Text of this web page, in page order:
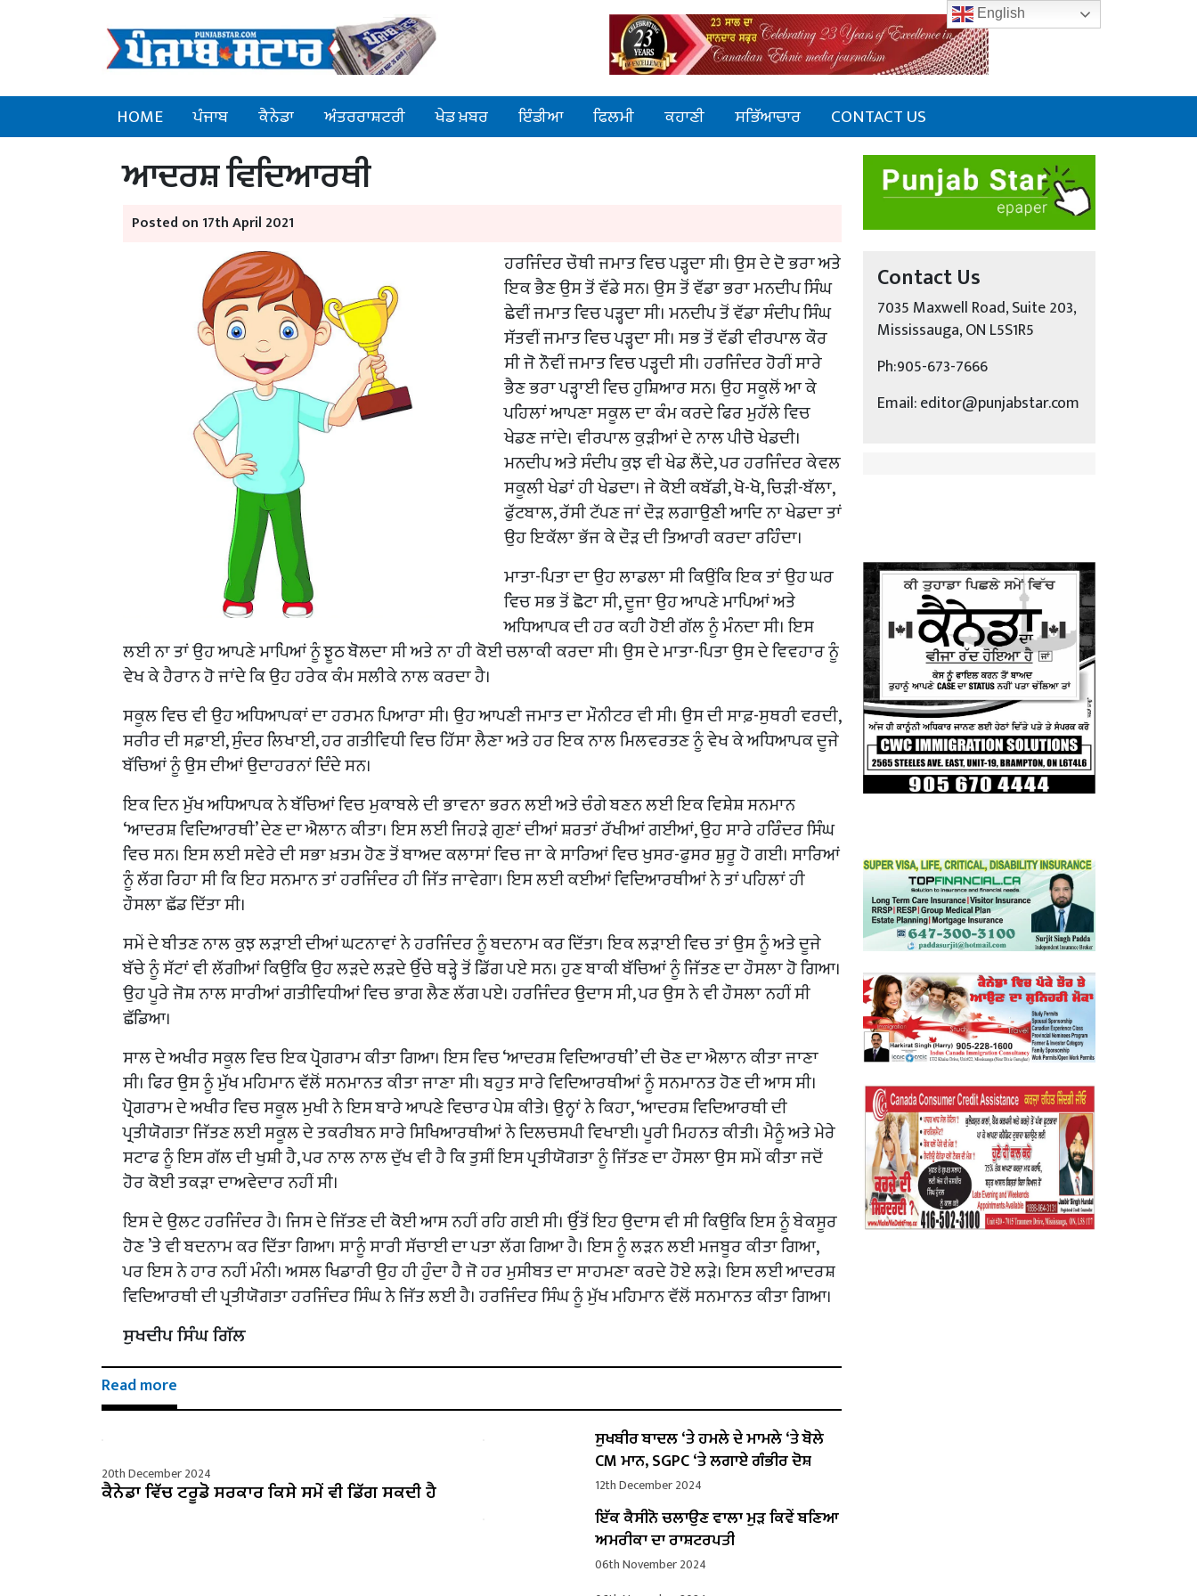
HOME ਪੰਜਾਬ ਕੈਨੇਡਾ ਅੰਤਰਰਾਸ਼ਟਰੀ ਖੇਡ ਖ਼ਬਰ ਇੰਡੀਆ ਫਿਲਮੀ ਕਹਾਣੀ ਸਭਿੱਆਚਾਰ CONTACT US
ਆਦਰਸ਼ ਵਿਦਿਆਰਥੀ
Posted on 17th April 2021
ਹਰਜਿੰਦਰ ਚੌਥੀ ਜਮਾਤ ਵਿਚ ਪੜ੍ਹਦਾ ਸੀ। ਉਸ ਦੇ ਦੋ ਭਰਾ ਅਤੇ
ਇਕ ਭੈਣ ਉਸ ਤੋਂ ਵੱਡੇ ਸਨ। ਉਸ ਤੋਂ ਵੱਡਾ ਭਰਾ ਮਨਦੀਪ ਸਿੰਘ
ਛੇਵੀਂ ਜਮਾਤ ਵਿਚ ਪੜ੍ਹਦਾ ਸੀ। ਮਨਦੀਪ ਤੋਂ ਵੱਡਾ ਸੰਦੀਪ ਸਿੰਘ
ਸੱਤਵੀਂ ਜਮਾਤ ਵਿਚ ਪੜ੍ਹਦਾ ਸੀ। ਸਭ ਤੋਂ ਵੱਡੀ ਵੀਰਪਾਲ ਕੌਰ
ਸੀ ਜੋ ਨੌਵੀਂ ਜਮਾਤ ਵਿਚ ਪੜ੍ਹਦੀ ਸੀ। ਹਰਜਿੰਦਰ ਹੋਰੀਂ ਸਾਰੇ
ਭੈਣ ਭਰਾ ਪੜ੍ਹਾਈ ਵਿਚ ਹੁਸ਼ਿਆਰ ਸਨ। ਉਹ ਸਕੂਲੋਂ ਆ ਕੇ
ਪਹਿਲਾਂ ਆਪਣਾ ਸਕੂਲ ਦਾ ਕੰਮ ਕਰਦੇ ਫਿਰ ਮੁਹੱਲੇ ਵਿਚ
ਖੇਡਣ ਜਾਂਦੇ। ਵੀਰਪਾਲ ਕੁੜੀਆਂ ਦੇ ਨਾਲ ਪੀਚੋ ਖੇਡਦੀ।
ਮਨਦੀਪ ਅਤੇ ਸੰਦੀਪ ਕੁਝ ਵੀ ਖੇਡ ਲੈਂਦੇ, ਪਰ ਹਰਜਿੰਦਰ ਕੇਵਲ
ਸਕੂਲੀ ਖੇਡਾਂ ਹੀ ਖੇਡਦਾ। ਜੇ ਕੋਈ ਕਬੱਡੀ, ਖੋ-ਖੋ, ਚਿੜੀ-ਬੱਲਾ,
ਫੁੱਟਬਾਲ, ਰੱਸੀ ਟੱਪਣ ਜਾਂ ਦੌੜ ਲਗਾਉਣੀ ਆਦਿ ਨਾ ਖੇਡਦਾ ਤਾਂ
ਉਹ ਇਕੱਲਾ ਭੱਜ ਕੇ ਦੌੜ ਦੀ ਤਿਆਰੀ ਕਰਦਾ ਰਹਿੰਦਾ।
ਮਾਤਾ-ਪਿਤਾ ਦਾ ਉਹ ਲਾਡਲਾ ਸੀ ਕਿਉਂਕਿ ਇਕ ਤਾਂ ਉਹ ਘਰ
ਵਿਚ ਸਭ ਤੋਂ ਛੋਟਾ ਸੀ, ਦੂਜਾ ਉਹ ਆਪਣੇ ਮਾਪਿਆਂ ਅਤੇ
ਅਧਿਆਪਕ ਦੀ ਹਰ ਕਹੀ ਹੋਈ ਗੱਲ ਨੂੰ ਮੰਨਦਾ ਸੀ। ਇਸ
ਲਈ ਨਾ ਤਾਂ ਉਹ ਆਪਣੇ ਮਾਪਿਆਂ ਨੂੰ ਝੂਠ ਬੋਲਦਾ ਸੀ ਅਤੇ ਨਾ ਹੀ ਕੋਈ ਚਲਾਕੀ ਕਰਦਾ ਸੀ। ਉਸ ਦੇ ਮਾਤਾ-ਪਿਤਾ ਉਸ ਦੇ ਵਿਵਹਾਰ ਨੂੰ
ਵੇਖ ਕੇ ਹੈਰਾਨ ਹੋ ਜਾਂਦੇ ਕਿ ਉਹ ਹਰੇਕ ਕੰਮ ਸਲੀਕੇ ਨਾਲ ਕਰਦਾ ਹੈ।
ਸਕੂਲ ਵਿਚ ਵੀ ਉਹ ਅਧਿਆਪਕਾਂ ਦਾ ਹਰਮਨ ਪਿਆਰਾ ਸੀ। ਉਹ ਆਪਣੀ ਜਮਾਤ ਦਾ ਮੌਨੀਟਰ ਵੀ ਸੀ। ਉਸ ਦੀ ਸਾਫ਼-ਸੁਥਰੀ ਵਰਦੀ,
ਸਰੀਰ ਦੀ ਸਫ਼ਾਈ, ਸੁੰਦਰ ਲਿਖਾਈ, ਹਰ ਗਤੀਵਿਧੀ ਵਿਚ ਹਿੱਸਾ ਲੈਣਾ ਅਤੇ ਹਰ ਇਕ ਨਾਲ ਮਿਲਵਰਤਣ ਨੂੰ ਵੇਖ ਕੇ ਅਧਿਆਪਕ ਦੂਜੇ
ਬੱਚਿਆਂ ਨੂੰ ਉਸ ਦੀਆਂ ਉਦਾਹਰਨਾਂ ਦਿੰਦੇ ਸਨ।
ਇਕ ਦਿਨ ਮੁੱਖ ਅਧਿਆਪਕ ਨੇ ਬੱਚਿਆਂ ਵਿਚ ਮੁਕਾਬਲੇ ਦੀ ਭਾਵਨਾ ਭਰਨ ਲਈ ਅਤੇ ਚੰਗੇ ਬਣਨ ਲਈ ਇਕ ਵਿਸ਼ੇਸ਼ ਸਨਮਾਨ
‘ਆਦਰਸ਼ ਵਿਦਿਆਰਥੀ’ ਦੇਣ ਦਾ ਐਲਾਨ ਕੀਤਾ। ਇਸ ਲਈ ਜਿਹੜੇ ਗੁਣਾਂ ਦੀਆਂ ਸ਼ਰਤਾਂ ਰੱਖੀਆਂ ਗਈਆਂ, ਉਹ ਸਾਰੇ ਹਰਿੰਦਰ ਸਿੰਘ
ਵਿਚ ਸਨ। ਇਸ ਲਈ ਸਵੇਰੇ ਦੀ ਸਭਾ ਖ਼ਤਮ ਹੋਣ ਤੋਂ ਬਾਅਦ ਕਲਾਸਾਂ ਵਿਚ ਜਾ ਕੇ ਸਾਰਿਆਂ ਵਿਚ ਖੁਸਰ-ਫੁਸਰ ਸ਼ੁਰੂ ਹੋ ਗਈ। ਸਾਰਿਆਂ
ਨੂੰ ਲੱਗ ਰਿਹਾ ਸੀ ਕਿ ਇਹ ਸਨਮਾਨ ਤਾਂ ਹਰਜਿੰਦਰ ਹੀ ਜਿੱਤ ਜਾਵੇਗਾ। ਇਸ ਲਈ ਕਈਆਂ ਵਿਦਿਆਰਥੀਆਂ ਨੇ ਤਾਂ ਪਹਿਲਾਂ ਹੀ
ਹੌਸਲਾ ਛੱਡ ਦਿੱਤਾ ਸੀ।
ਸਮੇਂ ਦੇ ਬੀਤਣ ਨਾਲ ਕੁਝ ਲੜਾਈ ਦੀਆਂ ਘਟਨਾਵਾਂ ਨੇ ਹਰਜਿੰਦਰ ਨੂੰ ਬਦਨਾਮ ਕਰ ਦਿੱਤਾ। ਇਕ ਲੜਾਈ ਵਿਚ ਤਾਂ ਉਸ ਨੂੰ ਅਤੇ ਦੂਜੇ
ਬੱਚੇ ਨੂੰ ਸੱਟਾਂ ਵੀ ਲੱਗੀਆਂ ਕਿਉਂਕਿ ਉਹ ਲੜਦੇ ਲੜਦੇ ਉੱਚੇ ਥੜ੍ਹੇ ਤੋਂ ਡਿੱਗ ਪਏ ਸਨ। ਹੁਣ ਬਾਕੀ ਬੱਚਿਆਂ ਨੂੰ ਜਿੱਤਣ ਦਾ ਹੌਸਲਾ ਹੋ ਗਿਆ।
ਉਹ ਪੂਰੇ ਜੋਸ਼ ਨਾਲ ਸਾਰੀਆਂ ਗਤੀਵਿਧੀਆਂ ਵਿਚ ਭਾਗ ਲੈਣ ਲੱਗ ਪਏ। ਹਰਜਿੰਦਰ ਉਦਾਸ ਸੀ, ਪਰ ਉਸ ਨੇ ਵੀ ਹੌਸਲਾ ਨਹੀਂ ਸੀ
ਛੱਡਿਆ।
ਸਾਲ ਦੇ ਅਖੀਰ ਸਕੂਲ ਵਿਚ ਇਕ ਪ੍ਰੋਗਰਾਮ ਕੀਤਾ ਗਿਆ। ਇਸ ਵਿਚ ‘ਆਦਰਸ਼ ਵਿਦਿਆਰਥੀ’ ਦੀ ਚੋਣ ਦਾ ਐਲਾਨ ਕੀਤਾ ਜਾਣਾ
ਸੀ। ਫਿਰ ਉਸ ਨੂੰ ਮੁੱਖ ਮਹਿਮਾਨ ਵੱਲੋਂ ਸਨਮਾਨਤ ਕੀਤਾ ਜਾਣਾ ਸੀ। ਬਹੁਤ ਸਾਰੇ ਵਿਦਿਆਰਥੀਆਂ ਨੂੰ ਸਨਮਾਨਤ ਹੋਣ ਦੀ ਆਸ ਸੀ।
ਪ੍ਰੋਗਰਾਮ ਦੇ ਅਖੀਰ ਵਿਚ ਸਕੂਲ ਮੁਖੀ ਨੇ ਇਸ ਬਾਰੇ ਆਪਣੇ ਵਿਚਾਰ ਪੇਸ਼ ਕੀਤੇ। ਉਨ੍ਹਾਂ ਨੇ ਕਿਹਾ, ‘ਆਦਰਸ਼ ਵਿਦਿਆਰਥੀ ਦੀ
ਪ੍ਰਤੀਯੋਗਤਾ ਜਿੱਤਣ ਲਈ ਸਕੂਲ ਦੇ ਤਕਰੀਬਨ ਸਾਰੇ ਸਿਖਿਆਰਥੀਆਂ ਨੇ ਦਿਲਚਸਪੀ ਵਿਖਾਈ। ਪੂਰੀ ਮਿਹਨਤ ਕੀਤੀ। ਮੈਨੂੰ ਅਤੇ ਮੇਰੇ
ਸਟਾਫ ਨੂੰ ਇਸ ਗੱਲ ਦੀ ਖੁਸ਼ੀ ਹੈ, ਪਰ ਨਾਲ ਨਾਲ ਦੁੱਖ ਵੀ ਹੈ ਕਿ ਤੁਸੀਂ ਇਸ ਪ੍ਰਤੀਯੋਗਤਾ ਨੂੰ ਜਿੱਤਣ ਦਾ ਹੌਸਲਾ ਉਸ ਸਮੇਂ ਕੀਤਾ ਜਦੋਂ
ਹੋਰ ਕੋਈ ਤਕੜਾ ਦਾਅਵੇਦਾਰ ਨਹੀਂ ਸੀ।
ਇਸ ਦੇ ਉਲਟ ਹਰਜਿੰਦਰ ਹੈ। ਜਿਸ ਦੇ ਜਿੱਤਣ ਦੀ ਕੋਈ ਆਸ ਨਹੀਂ ਰਹਿ ਗਈ ਸੀ। ਉੱਤੋਂ ਇਹ ਉਦਾਸ ਵੀ ਸੀ ਕਿਉਂਕਿ ਇਸ ਨੂੰ ਬੇਕਸੂਰ
ਹੋਣ ’ਤੇ ਵੀ ਬਦਨਾਮ ਕਰ ਦਿੱਤਾ ਗਿਆ। ਸਾਨੂੰ ਸਾਰੀ ਸੱਚਾਈ ਦਾ ਪਤਾ ਲੱਗ ਗਿਆ ਹੈ। ਇਸ ਨੂੰ ਲੜਨ ਲਈ ਮਜਬੂਰ ਕੀਤਾ ਗਿਆ,
ਪਰ ਇਸ ਨੇ ਹਾਰ ਨਹੀਂ ਮੰਨੀ। ਅਸਲ ਖਿਡਾਰੀ ਉਹ ਹੀ ਹੁੰਦਾ ਹੈ ਜੋ ਹਰ ਮੁਸੀਬਤ ਦਾ ਸਾਹਮਣਾ ਕਰਦੇ ਹੋਏ ਲੜੇ। ਇਸ ਲਈ ਆਦਰਸ਼
ਵਿਦਿਆਰਥੀ ਦੀ ਪ੍ਰਤੀਯੋਗਤਾ ਹਰਜਿੰਦਰ ਸਿੰਘ ਨੇ ਜਿੱਤ ਲਈ ਹੈ। ਹਰਜਿੰਦਰ ਸਿੰਘ ਨੂੰ ਮੁੱਖ ਮਹਿਮਾਨ ਵੱਲੋਂ ਸਨਮਾਨਤ ਕੀਤਾ ਗਿਆ।
ਸੁਖਦੀਪ ਸਿੰਘ ਗਿੱਲ
Read more
20th December 2024
ਕੈਨੇਡਾ ਵਿੱਚ ਟਰੂਡੋ ਸਰਕਾਰ ਕਿਸੇ ਸਮੇਂ ਵੀ ਡਿੱਗ ਸਕਦੀ ਹੈ
ਸੁਖਬੀਰ ਬਾਦਲ ‘ਤੇ ਹਮਲੇ ਦੇ ਮਾਮਲੇ ‘ਤੇ ਬੋਲੇ ​​
CM ਮਾਨ, SGPC ‘ਤੇ ਲਗਾਏ ਗੰਭੀਰ ਦੋਸ਼
12th December 2024
ਇੱਕ ਕੈਸੀਨੋ ਚਲਾਉਣ ਵਾਲਾ ਮੁੜ ਕਿਵੇਂ ਬਣਿਆ
ਅਮਰੀਕਾ ਦਾ ਰਾਸ਼ਟਰਪਤੀ
06th November 2024
Contact Us
7035 Maxwell Road, Suite 203,
Mississauga, ON L5S1R5
Ph:905-673-7666
Email: editor@punjabstar.com
English